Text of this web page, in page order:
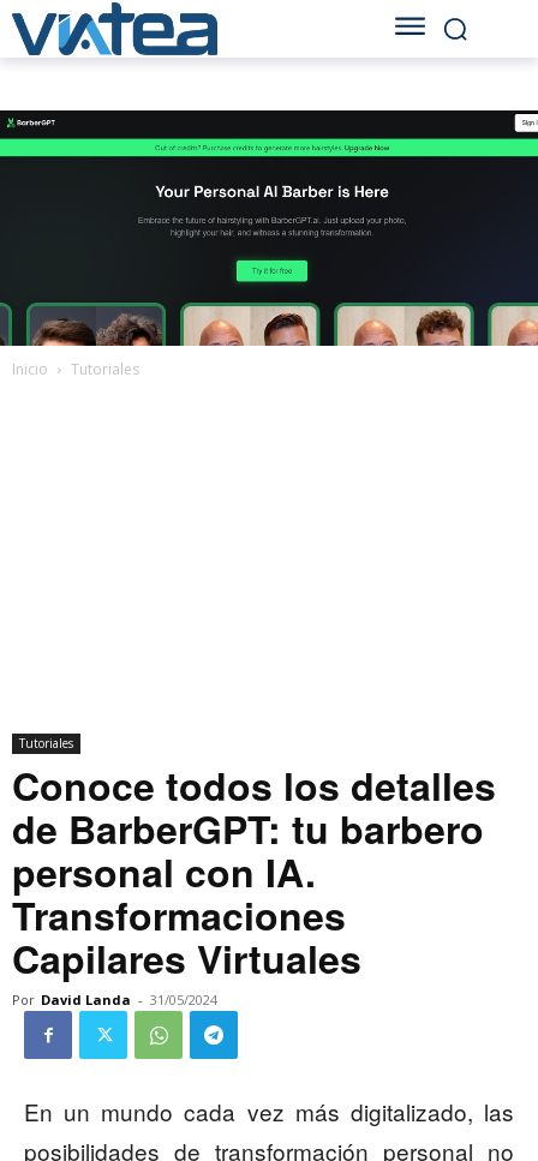
Inicio Tutoriales
Tutoriales
Conoce todos los detalles
de BarberGPT: tu barbero
personal con IA.
Transformaciones
Capilares Virtuales
Por David Landa - 31/05/2024
En un mundo cada vez más digitalizado, las
posibilidades de transformación personal no